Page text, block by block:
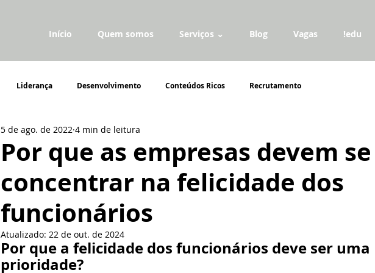
Início Quem somos Serviços ⌄ Blog Vagas !edu
Liderança Desenvolvimento Conteúdos Ricos Recrutamento
Por que as empresas devem se
concentrar na felicidade dos
funcionários
5 de ago. de 2022 4 min de leitura
Atualizado: 22 de out. de 2024
Por que a felicidade dos funcionários deve ser uma
prioridade?